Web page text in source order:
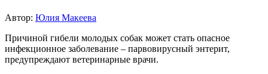
Автор: Юлия Макеева
Причиной гибели молодых собак может стать опасное
инфекционное заболевание – парвовирусный энтерит,
предупреждают ветеринарные врачи.